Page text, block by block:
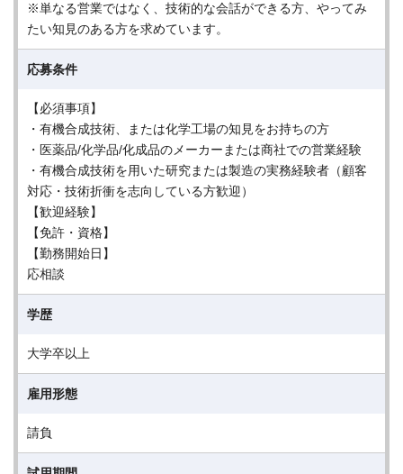
※単なる営業ではなく、技術的な会話ができる方、やってみ
たい知見のある方を求めています。
応募条件
【必須事項】
・有機合成技術、または化学工場の知見をお持ちの方
・医薬品/化学品/化成品のメーカーまたは商社での営業経験
・有機合成技術を用いた研究または製造の実務経験者（顧客
対応・技術折衝を志向している方歓迎）
【歓迎経験】
【免許・資格】
【勤務開始日】
応相談
学歴
大学卒以上
雇用形態
請負